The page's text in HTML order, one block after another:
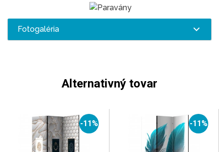
Fotogaléria
Alternativný tovar
-11% -11%